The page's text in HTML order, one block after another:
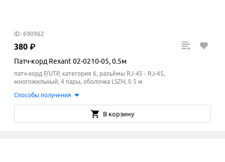
ID: 690962
380 ₽
Патч-корд Rexant 02-0210-05, 0.5м
патч-корд F/UTP, категория 6, разъёмы RJ-45 - RJ-45,
многожильный, 4 пары, оболочка LSZH, 0.5 м
Способы получения
В корзину